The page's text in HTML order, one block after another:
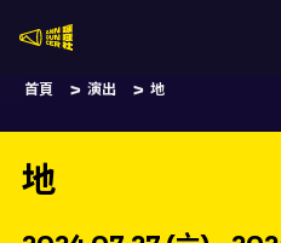
首頁 演出 地
地